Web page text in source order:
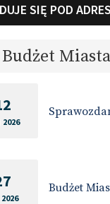
SIĘ POD
Budżet
Budżet